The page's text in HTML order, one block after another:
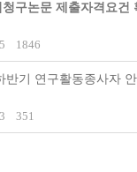
구논문 제출자격요건
1846
반기 연구활동종사자
351